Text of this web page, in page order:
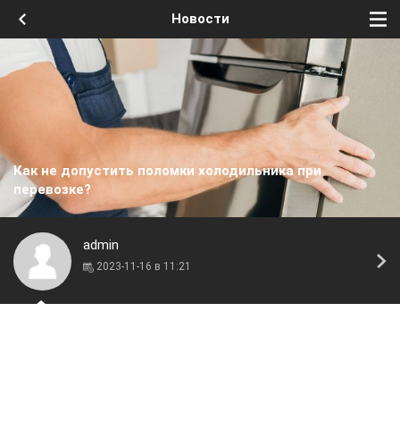
Новости
Как не допустить поломки холодильника при
перевозке?
admin
2023-11-16 в 11:21